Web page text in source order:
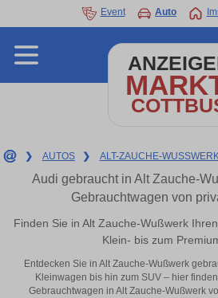
Event Auto
❯ AUTOS ❯ ALT-ZAUCHE-
Audi gebraucht in Alt Zauche-
Gebrauchtwagen von
Finden Sie in Alt Zauche-Wußwerk
Klein- bis zum
Entdecken Sie in Alt Zauche-Wußwerk
Kleinwagen bis hin zum SUV – hier
Gebrauchtwagen in Alt Zauche-Wußwerk